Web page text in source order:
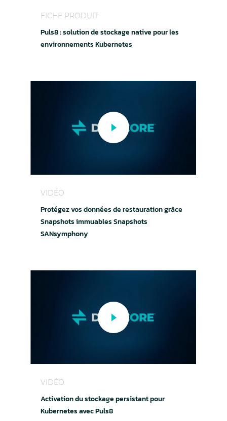
FICHE PRODUIT
Puls8 : solution de stockage native pour les
environnements Kubernetes
VIDÉO
Protégez vos données de restauration grâce
Snapshots immuables Snapshots
SANsymphony
VIDÉO
Activation du stockage persistant pour
Kubernetes avec Puls8